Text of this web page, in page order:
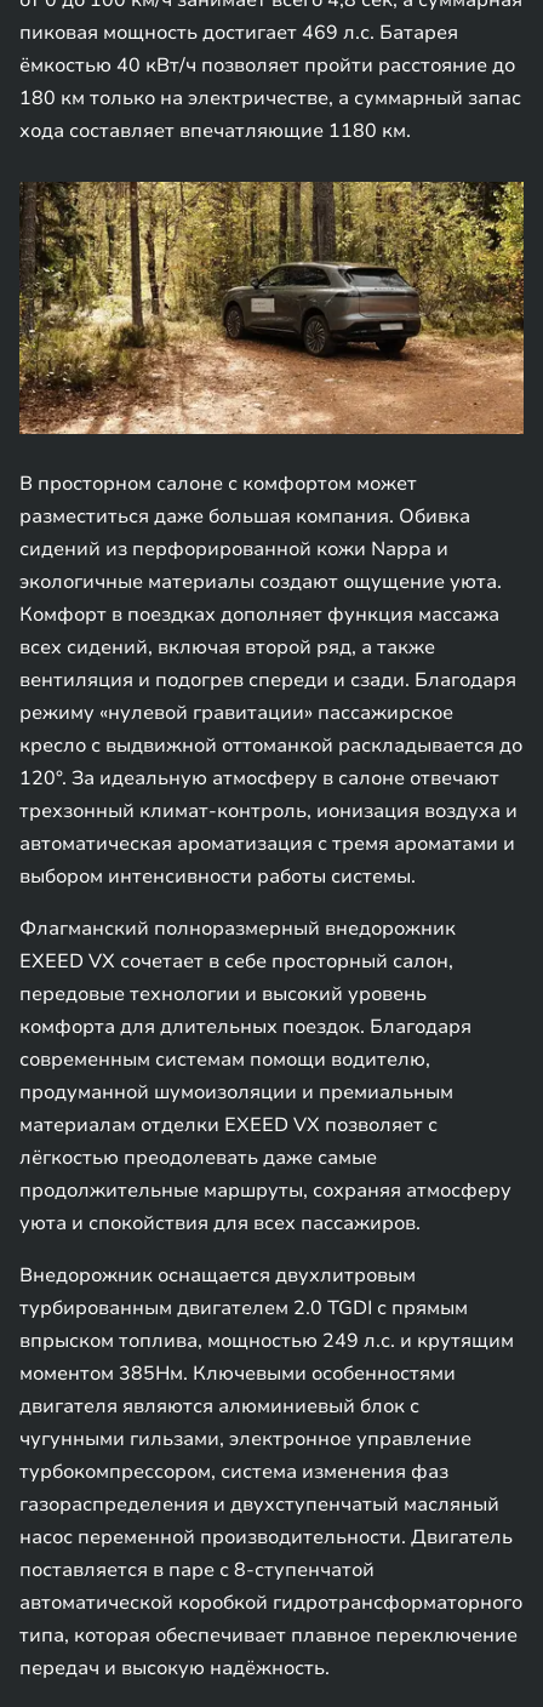
пиковая мощность достигает 469 л.с. Батарея
ёмкостью 40 кВт/ч позволяет пройти расстояние до
180 км только на электричестве, а суммарный запас
хода составляет впечатляющие 1180 км.
В просторном салоне с комфортом может
разместиться даже большая компания. Обивка
сидений из перфорированной кожи Nappa и
экологичные материалы создают ощущение уюта.
Комфорт в поездках дополняет функция массажа
всех сидений, включая второй ряд, а также
вентиляция и подогрев спереди и сзади. Благодаря
режиму «нулевой гравитации» пассажирское
кресло с выдвижной оттоманкой раскладывается до
120°. За идеальную атмосферу в салоне отвечают
трехзонный климат-контроль, ионизация воздуха и
автоматическая ароматизация с тремя ароматами и
выбором интенсивности работы системы.
Флагманский полноразмерный внедорожник
EXEED VX сочетает в себе просторный салон,
передовые технологии и высокий уровень
комфорта для длительных поездок. Благодаря
современным системам помощи водителю,
продуманной шумоизоляции и премиальным
материалам отделки EXEED VX позволяет с
лёгкостью преодолевать даже самые
продолжительные маршруты, сохраняя атмосферу
уюта и спокойствия для всех пассажиров.
Внедорожник оснащается двухлитровым
турбированным двигателем 2.0 TGDI с прямым
впрыском топлива, мощностью 249 л.с. и крутящим
моментом 385Нм. Ключевыми особенностями
двигателя являются алюминиевый блок с
чугунными гильзами, электронное управление
турбокомпрессором, система изменения фаз
газораспределения и двухступенчатый масляный
насос переменной производительности. Двигатель
поставляется в паре с 8-ступенчатой
автоматической коробкой гидротрансформаторного
типа, которая обеспечивает плавное переключение
передач и высокую надёжность.